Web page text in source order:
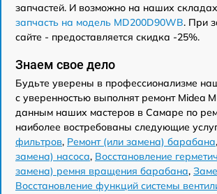
запчастей. И возможно на наших складах
запчасть на модель MD200D90WB. При
сайте - предоставляется скидка -25%.
Знаем свое дело
Будьте уверены в профессионализме
с уверенностью выполнят ремонт Midea
данным наших мастеров в Самаре по
наиболее востребованы следующие
фильтров, Ремонт (или замена) барабана,
замена) насоса, Восстановление
замена) ремня вращения барабана,
Восстановление функций системы